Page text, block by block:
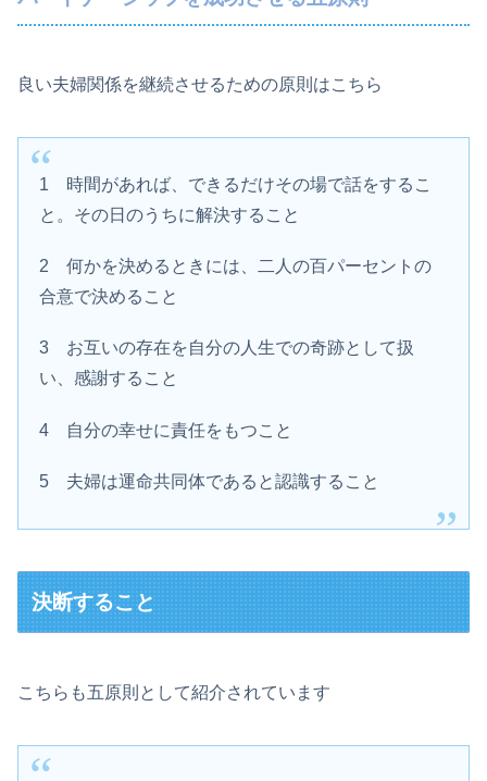
良い夫婦関係を継続させるための原則はこちら
1 時間があれば、できるだけその場で話をするこ
と。その日のうちに解決すること
2 何かを決めるときには、二人の百パーセントの
合意で決めること
3 お互いの存在を自分の人生での奇跡として扱
い、感謝すること
4 自分の幸せに責任をもつこと
5 夫婦は運命共同体であると認識すること
決断すること
こちらも五原則として紹介されています